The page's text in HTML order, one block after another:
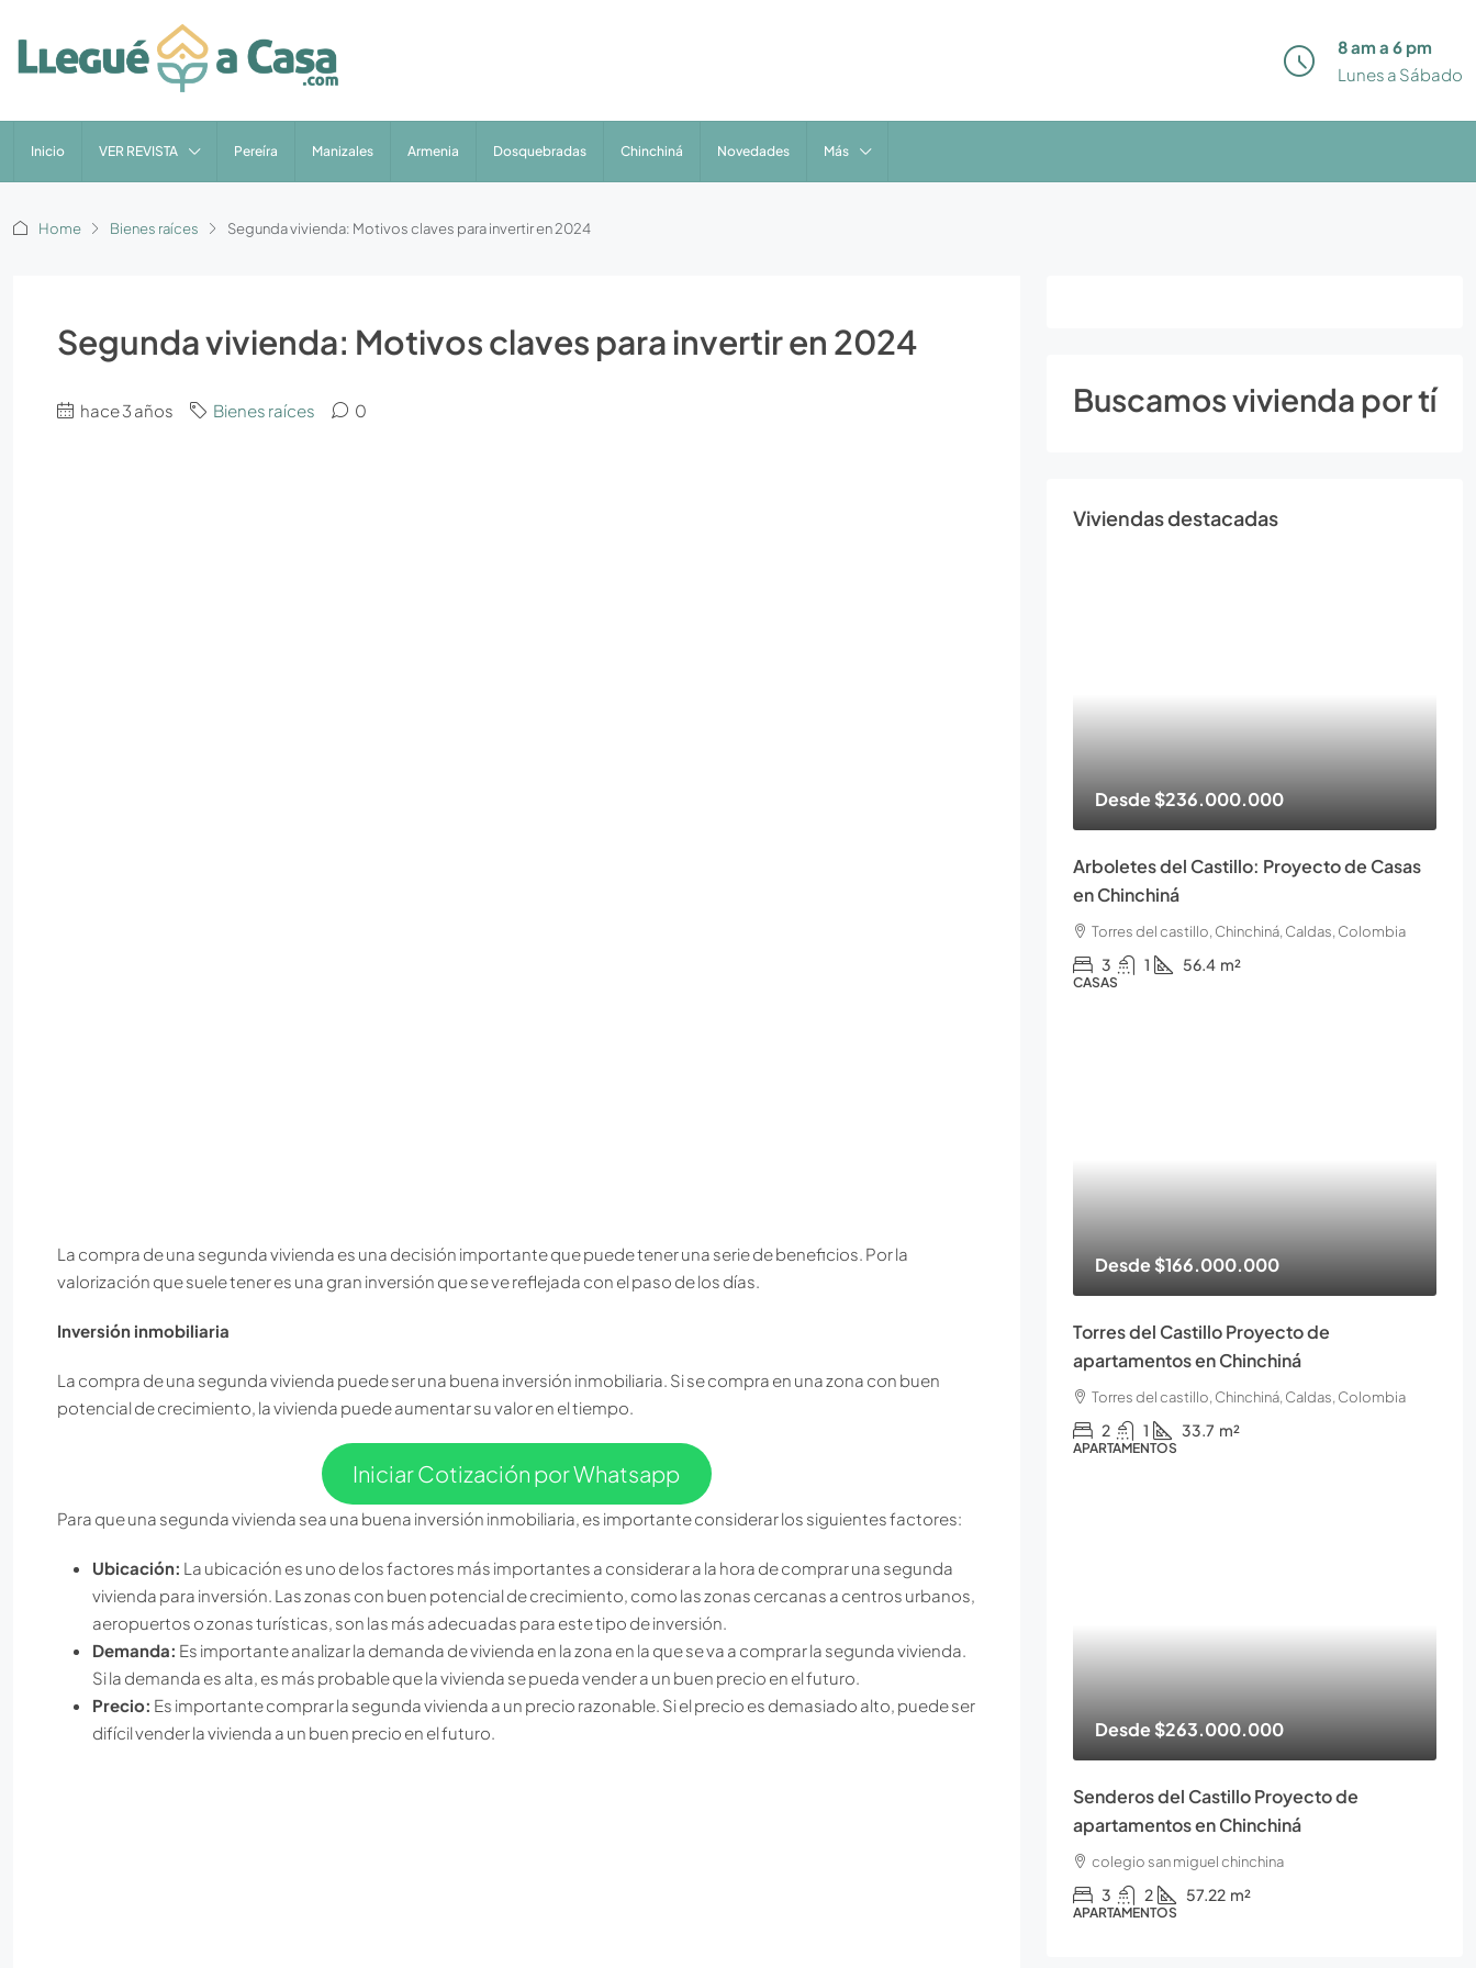
8 am a 6 pm
Lunes a Sábado
Inicio VER REVISTA Pereíra Manizales Armenia Dosquebradas Chinchiná Novedades Más
Home Bienes raíces Segunda vivienda: Motivos claves para invertir en 2024
Segunda vivienda: Motivos claves para invertir en 2024
hace 3 años Bienes raíces 0
La compra de una segunda vivienda es una decisión importante que puede tener una serie de beneficios. Por la
valorización que suele tener es una gran inversión que se ve reflejada con el paso de los días.
Inversión inmobiliaria
La compra de una segunda vivienda puede ser una buena inversión inmobiliaria. Si se compra en una zona con buen
potencial de crecimiento, la vivienda puede aumentar su valor en el tiempo.
Iniciar Cotización por Whatsapp
Para que una segunda vivienda sea una buena inversión inmobiliaria, es importante considerar los siguientes factores:
Ubicación: La ubicación es uno de los factores más importantes a considerar a la hora de comprar una segunda
vivienda para inversión. Las zonas con buen potencial de crecimiento, como las zonas cercanas a centros urbanos,
aeropuertos o zonas turísticas, son las más adecuadas para este tipo de inversión.
Demanda: Es importante analizar la demanda de vivienda en la zona en la que se va a comprar la segunda vivienda.
Si la demanda es alta, es más probable que la vivienda se pueda vender a un buen precio en el futuro.
Precio: Es importante comprar la segunda vivienda a un precio razonable. Si el precio es demasiado alto, puede ser
difícil vender la vivienda a un buen precio en el futuro.
Buscamos vivienda por tí
Viviendas destacadas
Desde$236.000.000
Arboletes del Castillo: Proyecto de Casas
en Chinchiná
Torres del castillo, Chinchiná, Caldas, Colombia
3 1 56.4 m²
CASAS
Desde$166.000.000
Torres del Castillo Proyecto de
apartamentos en Chinchiná
Torres del castillo, Chinchiná, Caldas, Colombia
2 1 33.7 m²
APARTAMENTOS
Desde$263.000.000
Senderos del Castillo Proyecto de
apartamentos en Chinchiná
colegio san miguel chinchina
3 2 57.22 m²
APARTAMENTOS